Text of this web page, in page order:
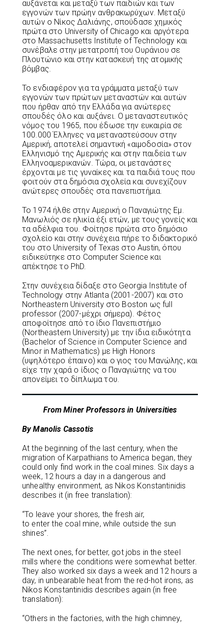
αυξάνεται και μεταξύ των παιδιών και των
εγγονών των πρώην ανθρακωρύχων. Μεταξύ
αυτών ο Νίκος Δαλιάνης, σπούδασε χημικός
πρώτα στο University of Chicago και αργότερα
στο Massachusetts Institute of Technology και
συνέβαλε στην μετατροπή του Ουράνιου σε
Πλουτώνιο και στην κατασκευή της ατομικής
βόμβας.
Το ενδιαφέρον για τα γράμματα μεταξύ των
εγγονών των πρώτων μεταναστών και αυτών
που ήρθαν από την Ελλάδα για ανώτερες
σπουδές όλο και αυξάνει. Ο μεταναστευτικός
νόμος του 1965, που έδωσε την ευκαιρία σε
100.000 Έλληνες να μεταναστεύσουν στην
Αμερική, αποτελεί σημαντική «αιμοδοσία» στον
Ελληνισμό της Αμερικής και στην παιδεία των
Ελληνοαμερικανών. Τώρα, οι μετανάστες
έρχονται με τις γυναίκες και τα παιδιά τους που
φοιτούν στα δημόσια σχολεία και συνεχίζουν
ανώτερες σπουδές στα πανεπιστήμια.
Το 1974 ήλθε στην Αμερική ο Παναγιώτης Εμ.
Μανωλιός σε ηλικία έξι ετών, με τους γονείς και
τα αδέλφια του. Φοίτησε πρώτα στο δημόσιο
σχολείο και στην συνέχεια πήρε το διδακτορικό
του στο University of Texas στο Austin, όπου
ειδικεύτηκε στο Computer Science και
απέκτησε το PhD.
Στην συνέχεια δίδαξε στο Georgia Institute of
Technology στην Atlanta (2001-2007) και στο
Northeastern University στο Boston ως full
professor (2007-μέχρι σήμερα). Φέτος
αποφοίτησε από το ίδιο Πανεπιστήμιο
(Northeastern University) με την ίδια ειδικότητα
(Bachelor of Science in Computer Science and
Minor in Mathematics) με High Honors
(υψηλότερο έπαινο) και ο γιος του Μανώλης, και
είχε την χαρά ο ίδιος ο Παναγιώτης να του
απονείμει το δίπλωμα του.
From Miner Professors in Universities
By Manolis Cassotis
At the beginning of the last century, when the
migration of Karpathians to America began, they
could only find work in the coal mines. Six days a
week, 12 hours a day in a dangerous and
unhealthy environment, as Nikos Konstantinidis
describes it (in free translation):
“To leave your shores, the fresh air,
to enter the coal mine, while outside the sun
shines”.
The next ones, for better, got jobs in the steel
mills where the conditions were somewhat better.
They also worked six days a week and 12 hours a
day, in unbearable heat from the red-hot irons, as
Nikos Konstantinidis describes again (in free
translation):
“Others in the factories, with the high chimney,